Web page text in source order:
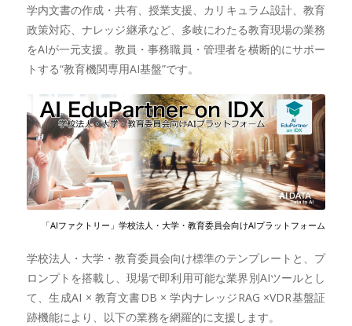
学内文書の作成・共有、授業支援、カリキュラム設計、教育
政策対応、ナレッジ継承など、多岐にわたる教育現場の業務
をAIが一元支援。教員・事務職員・管理者を横断的にサポー
トする“教育機関専用AI基盤”です。
「AIファクトリー」学校法人・大学・教育委員会向けAIプラットフォーム
学校法人・大学・教育委員会向け標準のテンプレートと、プ
ロンプトを搭載し、現場で即利用可能な業界別AIツールとし
て、生成AI × 教育文書DB × 学内ナレッジRAG ×VDR基盤証
跡機能により、以下の業務を網羅的に支援します。